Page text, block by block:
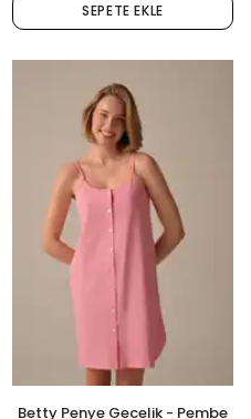
SEPETE EKLE
Betty Penye Gecelik - Pembe